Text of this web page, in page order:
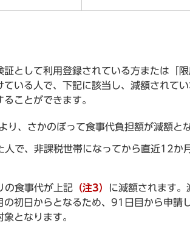
として利用登録されている方または「
いる人で、下記に該当し、減額されて
ことができます。
り、さかのぼって食事代負担額が減額と
人で、非課税世帯になってから直近12
の食事代が上記 （注3）
に減額されます
の初日からとなるため、91日目から申請
となります。